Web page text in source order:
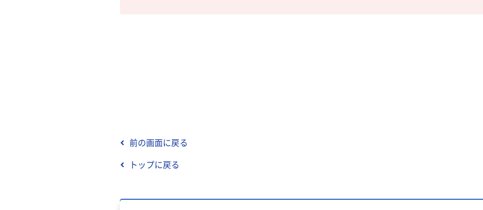
前の画面に戻る
トップに戻る